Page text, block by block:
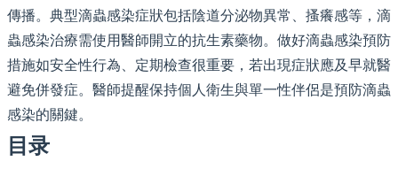
傳播。典型滴蟲感染症狀包括陰道分泌物異常、搔癢感等，滴
蟲感染治療需使用醫師開立的抗生素藥物。做好滴蟲感染預防
措施如安全性行為、定期檢查很重要，若出現症狀應及早就醫
避免併發症。醫師提醒保持個人衛生與單一性伴侶是預防滴蟲
感染的關鍵。
目录